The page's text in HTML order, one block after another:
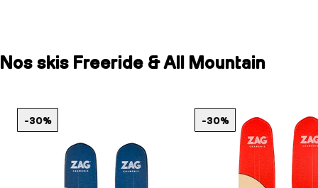
Nos skis Freeride & All Mountain
-30% -30%